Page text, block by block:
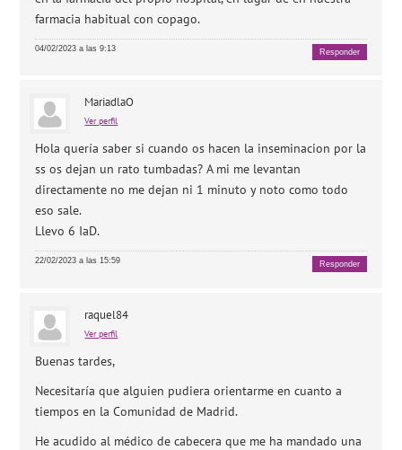
farmacia habitual con copago.
04/02/2023 a las 9:13 Responder
MariadlaO
Ver perfil
Hola quería saber si cuando os hacen la inseminacion por la
ss os dejan un rato tumbadas? A mi me levantan
directamente no me dejan ni 1 minuto y noto como todo
eso sale.
Llevo 6 IaD.
22/02/2023 a las 15:59 Responder
raquel84
Ver perfil
Buenas tardes,
Necesitaría que alguien pudiera orientarme en cuanto a
tiempos en la Comunidad de Madrid.
He acudido al médico de cabecera que me ha mandado una